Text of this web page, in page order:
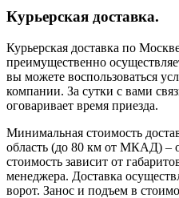
Курьерская доставка.
Курьерская доставка по
преимущественно
вы можете воспользоваться
компании. За сутки с вами
оговаривает время приезда.
Минимальная стоимость
область (до 80 км от МКАД) –
стоимость зависит от
менеджера. Доставка
ворот. Занос и подъем в